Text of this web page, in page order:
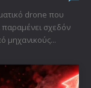
drone που
σχεδόν
μηχανικούς...